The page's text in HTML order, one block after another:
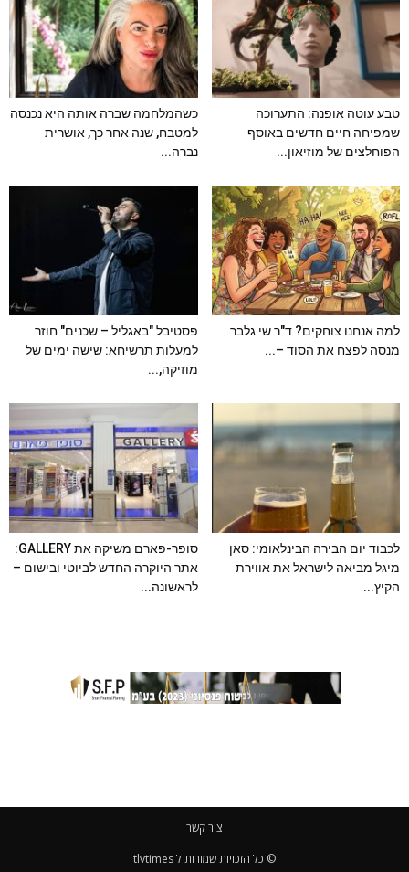
טבע עוטה אופנה: התערוכה
שמפיחה חיים חדשים באוסף
הפוחלצים של מוזיאון...
כשהמלחמה שברה אותה היא נכנסה
למטבח, שנה אחר כך, אושרית
נברה...
למה אנחנו צוחקים? ד"ר שי גלבר
מנסה לפצח את הסוד –...
פסטיבל "באגליל – שכנים" חוזר
למעלות תרשיחא: שישה ימים של
מוזיקה,...
לכבוד יום הבירה הבינלאומי: סאן
מיגל מביאה לישראל את אווירת
הקיץ...
סופר-פארם משיקה את GALLERY:
אתר היוקרה החדש לביוטי ובישום –
לראשונה...
צור קשר
© כל הזכויות שמורות ל tlvtimes